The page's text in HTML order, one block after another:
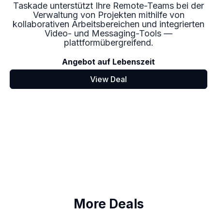
Taskade unterstützt Ihre Remote-Teams bei der
Verwaltung von Projekten mithilfe von
kollaborativen Arbeitsbereichen und integrierten
Video- und Messaging-Tools —
plattformübergreifend.
Angebot auf Lebenszeit
View Deal
More Deals